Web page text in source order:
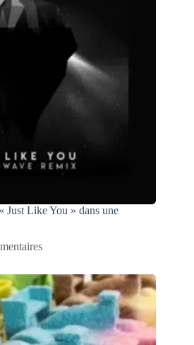
Just Like You » dans une